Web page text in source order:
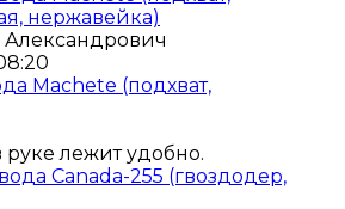
Machete (подхват,
лежит удобно.